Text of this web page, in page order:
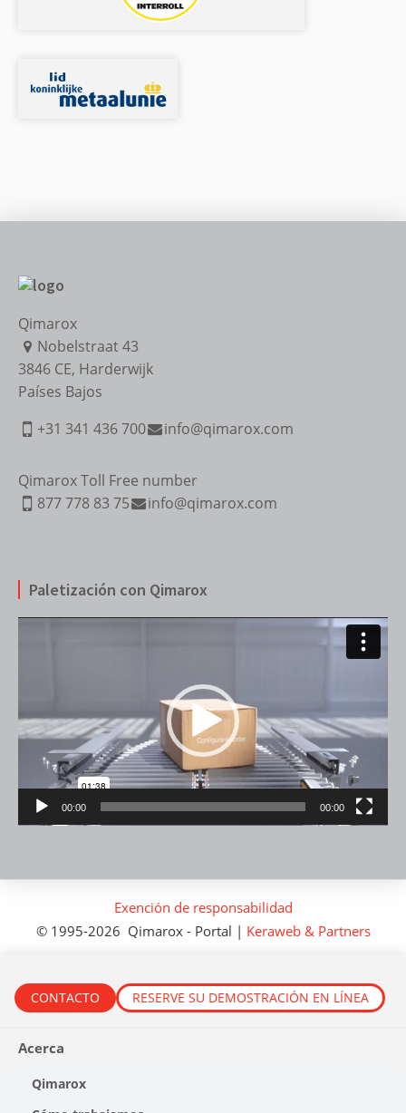
Qimarox
Nobelstraat 43
3846 CE, Harderwijk
Países Bajos
+31 341 436 700
info@qimarox.com
Qimarox Toll Free number
877 778 83 75
info@qimarox.com
Paletización con Qimarox
00:00 00:00
Exención de responsabilidad
© 1995-2026 Qimarox - Portal | Keraweb & Partners
CONTACTO RESERVE SU DEMOSTRACIÓN EN LÍNEA
Acerca
Qimarox